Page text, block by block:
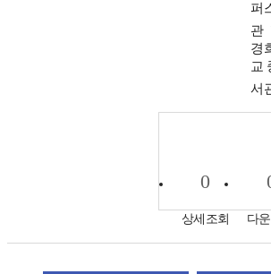
퍼
관
경
교
서
0
상세조회 다